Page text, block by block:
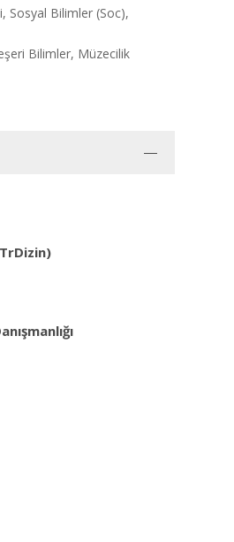
Sosyal Bilimler (Soc),
Bilimler, Müzecilik